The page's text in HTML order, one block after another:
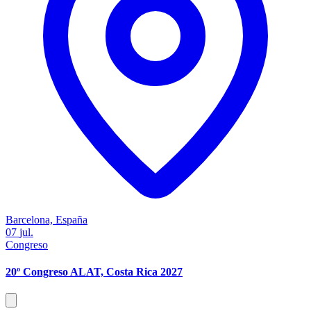
Barcelona, España
07 jul.
Congreso
20º Congreso ALAT, Costa Rica 2027